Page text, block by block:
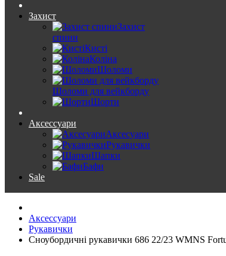
Захист
Захист
спини
Кисті
Коліна
Шоломи
Шоломи для вейкборду
Шорти
Аксессуари
Аксесуари
Рукавички
Шапки
Бафи
Sale
Аксессуари
Рукавички
Сноубордичні рукавички 686 22/23 WMNS